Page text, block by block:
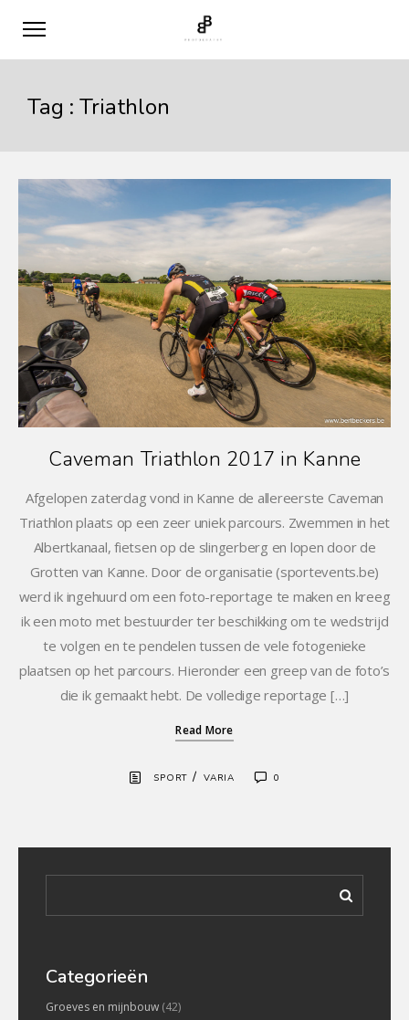
Tag :Triathlon
Caveman Triathlon 2017 in Kanne
Afgelopen zaterdag vond in Kanne de allereerste Caveman
Triathlon plaats op een zeer uniek parcours. Zwemmen in het
Albertkanaal, fietsen op de slingerberg en lopen door de
Grotten van Kanne. Door de organisatie (sportevents.be)
werd ik ingehuurd om een foto-reportage te maken en kreeg
ik een moto met bestuurder ter beschikking om te wedstrijd
te volgen en te pendelen tussen de vele fotogenieke
plaatsen op het parcours. Hieronder een greep van de foto’s
die ik gemaakt hebt. De volledige reportage […]
Read More
SPORT /VARIA 0
Categorieën
Groeves en mijnbouw (42)